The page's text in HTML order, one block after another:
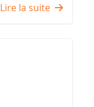
Lire la suite